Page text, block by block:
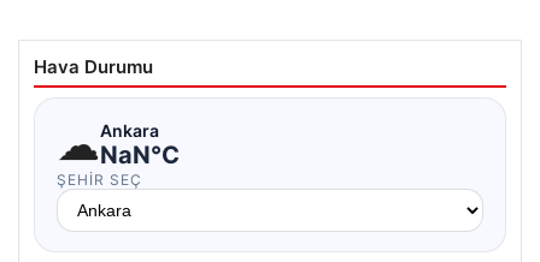
Hava Durumu
☁Ankara
NaN°C
ŞEHIR SEÇ